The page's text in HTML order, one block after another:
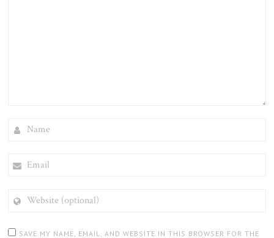
(OPTIONAL)
SAVE MY NAME, EMAIL, AND WEBSITE IN THIS BROWSER FOR THE